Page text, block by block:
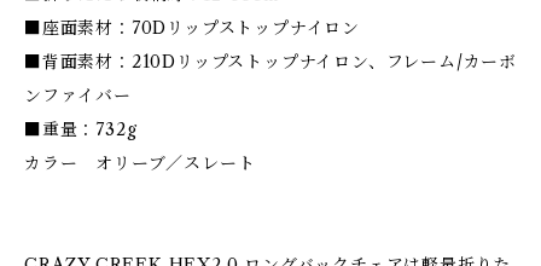
■座面素材：70Dリップストップナイロン
■背面素材：210Dリップストップナイロン、フレーム/カーボ
ンファイバー
■重量：732g
カラー オリーブ／スレート